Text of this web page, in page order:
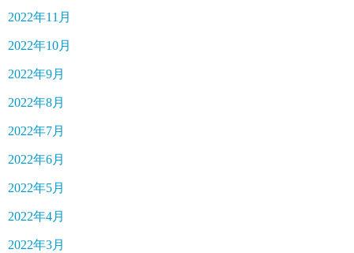
2022年11月
2022年10月
2022年9月
2022年8月
2022年7月
2022年6月
2022年5月
2022年4月
2022年3月